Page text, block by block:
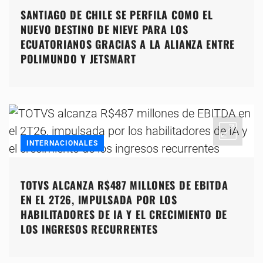
SANTIAGO DE CHILE SE PERFILA COMO EL
NUEVO DESTINO DE NIEVE PARA LOS
ECUATORIANOS GRACIAS A LA ALIANZA ENTRE
POLIMUNDO Y JETSMART
INTERNACIONALES
TOTVS ALCANZA R$487 MILLONES DE EBITDA
EN EL 2T26, IMPULSADA POR LOS
HABILITADORES DE IA Y EL CRECIMIENTO DE
LOS INGRESOS RECURRENTES